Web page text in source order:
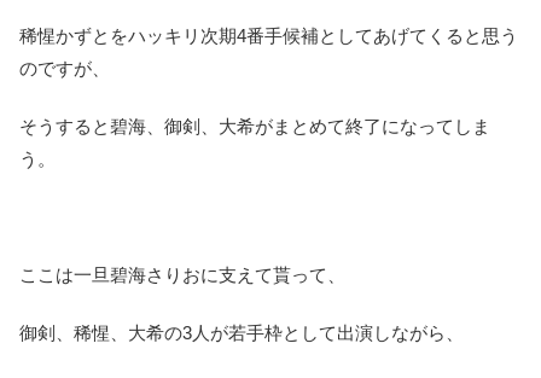
稀惺かずとをハッキリ次期4番手候補としてあげてくると思う
のですが、
そうすると碧海、御剣、大希がまとめて終了になってしま
う。
ここは一旦碧海さりおに支えて貰って、
御剣、稀惺、大希の3人が若手枠として出演しながら、